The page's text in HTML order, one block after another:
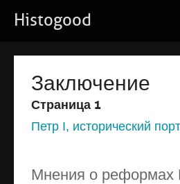
Histogood
Заключение
Страница 1
Петр I, исторический
Мнения о реформах